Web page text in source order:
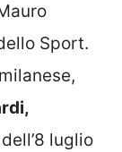
Sport.
luglio